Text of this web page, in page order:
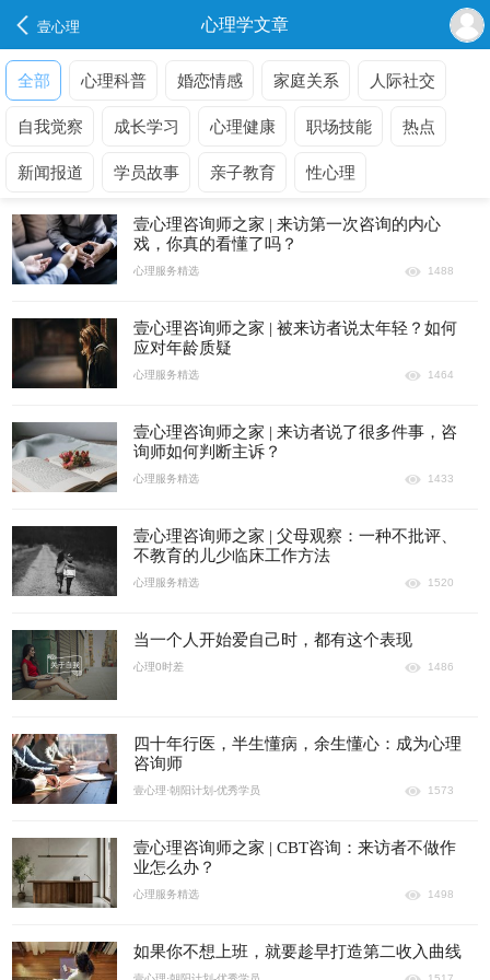
壹心理 心理学文章
全部 心理科普 婚恋情感 家庭关系 人际社交
自我觉察 成长学习 心理健康 职场技能 热点
新闻报道 学员故事 亲子教育 性心理
壹心理咨询师之家 | 来访第一次咨询的内心
戏，你真的看懂了吗？
心理服务精选 1488
壹心理咨询师之家 | 被来访者说太年轻？如何
应对年龄质疑
心理服务精选 1464
壹心理咨询师之家 | 来访者说了很多件事，咨
询师如何判断主诉？
心理服务精选 1433
壹心理咨询师之家 | 父母观察：一种不批评、
不教育的儿少临床工作方法
心理服务精选 1520
当一个人开始爱自己时，都有这个表现
心理0时差 1486
四十年行医，半生懂病，余生懂心：成为心理
咨询师
壹心理·朝阳计划-优秀学员 1573
壹心理咨询师之家 | CBT咨询：来访者不做作
业怎么办？
心理服务精选 1498
如果你不想上班，就要趁早打造第二收入曲线